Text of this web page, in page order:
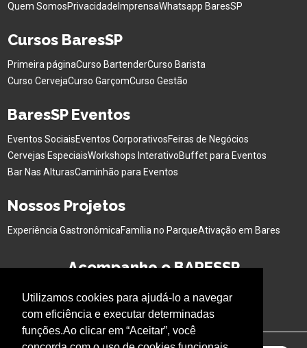
Utilizamos cookies para ajudá-lo a navegar
com eficiência e executar determinadas
funções.Ao clicar em “Aceitar”, você
Quem SomosPrivacidade ImprensaWhatsapp BaresSP
Cursos BaresSP
Primeira páginaCurso BartenderCurso Barista
Curso CervejaCurso GarçomCurso Gestão
BaresSP Eventos
Eventos SociaisEventos CorporativosFeiras de Negócios
Cervejas EspeciaisWorkshops InterativoBuffet para Eventos
Bar Nas AlturasCaminhão para Eventos
Nossos Projetos
Experiência GastronômicaFamília no ParqueAtivação em Bares
Acompanhe o BARESSP